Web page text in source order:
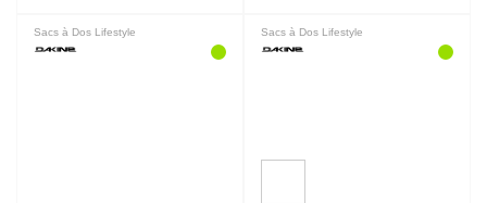
Sacs à Dos Lifestyle Sacs à Dos Lifestyle